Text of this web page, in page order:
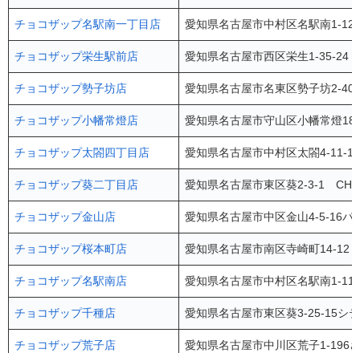
チョコザップ名駅南一丁目店 愛知県名古屋市中村区名駅南1-
チョコザップ栄生駅前店 愛知県名古屋市西区栄生1-35-
チョコザップ勢子坊店 愛知県名古屋市名東区勢子坊2-
チョコザップ小幡常燈店 愛知県名古屋市守山区小幡常燈
チョコザップ太閤四丁目店 愛知県名古屋市中村区太閤4-
チョコザップ葵二丁目店 愛知県名古屋市東区葵2-3-1 CH
チョコザップ金山店 愛知県名古屋市中区金山4-5-16
チョコザップ桜本町店 愛知県名古屋市南区寺崎町14-
チョコザップ名駅南店 愛知県名古屋市中村区名駅南1-
チョコザップ千種店 愛知県名古屋市東区葵3-25-15シ
チョコザップ荒子店 愛知県名古屋市中川区荒子1-196